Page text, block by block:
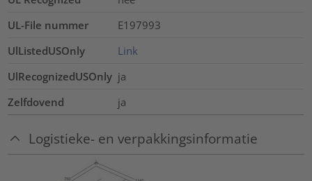
UL-File nummer
E197993
UlListedUSOnly
Link
UlRecognizedUSOnly ja
Zelfdovend
ja
Logistieke- en verpakkingsinformatie